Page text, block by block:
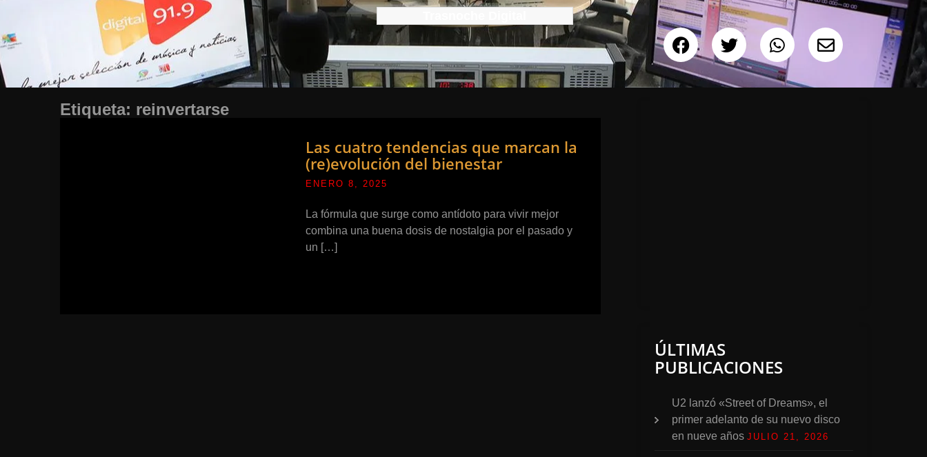
Etiqueta: reinvertarse
Las cuatro tendencias que marcan la
(re)evolución del bienestar
ENERO 8, 2025
La fórmula que surge como antídoto para vivir mejor
combina una buena dosis de nostalgia por el pasado y
un […]
ÚLTIMAS
PUBLICACIONES
U2 lanzó «Street of Dreams», el
primer adelanto de su nuevo disco
en nueve años JULIO 21, 2026